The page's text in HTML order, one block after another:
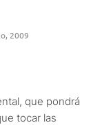
2009
que pondrá
tocar las